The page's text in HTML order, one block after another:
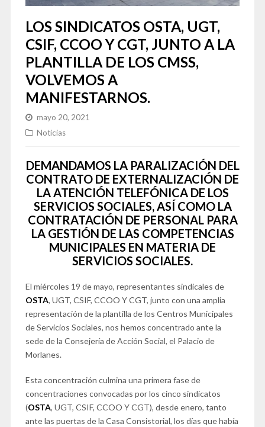
LOS SINDICATOS OSTA, UGT,
CSIF, CCOO Y CGT, JUNTO A LA
PLANTILLA DE LOS CMSS,
VOLVEMOS A
MANIFESTARNOS.
mayo 20, 2021
Noticias
DEMANDAMOS LA PARALIZACIÓN DEL
CONTRATO DE EXTERNALIZACIÓN DE
LA ATENCIÓN TELEFÓNICA DE LOS
SERVICIOS SOCIALES, ASÍ COMO LA
CONTRATACIÓN DE PERSONAL PARA
LA GESTIÓN DE LAS COMPETENCIAS
MUNICIPALES EN MATERIA DE
SERVICIOS SOCIALES.
El miércoles 19 de mayo, representantes sindicales de
OSTA, UGT, CSIF, CCOO Y CGT, junto con una amplia
representación de la plantilla de los Centros Municipales
de Servicios Sociales, nos hemos concentrado ante la
sede de la Consejería de Acción Social, el Palacio de
Morlanes.
Esta concentración culmina una primera fase de
concentraciones convocadas por los cinco sindicatos
(OSTA, UGT, CSIF, CCOO Y CGT), desde enero, tanto
ante las puertas de la Casa Consistorial, los días que había